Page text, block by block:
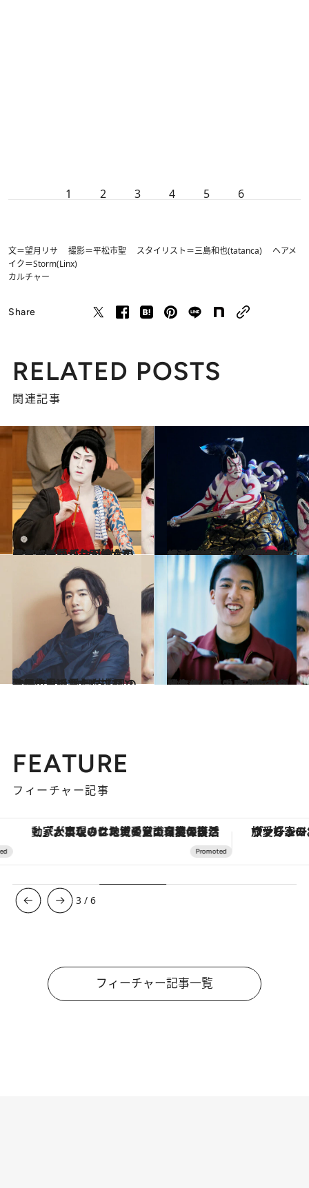
1 2 3 4 5 6
文＝望月リサ 撮影＝平松市聖 スタイリスト＝三島和也(tatanca) ヘアメ
イク＝Storm(Linx)
カルチャー
Share
RELATED POSTS
関連記事
2022.5.23
尾上右近が『弁天娘女男白浪』を語る “かけがえのないつながりが僕らの強み”
カルチャー 2022.8.21
【歌舞伎コラム】超歌舞伎、研の會… 人間の枠を超えて響きあう、歌舞伎と いう“フィジカル・パフォーマンス”
カルチャー
2019.11.14
歌舞伎界の新たなプリンス尾上右近 歌舞伎『風の谷のナウシカ』に挑む
カルチャー 2020.7.27
歌舞伎俳優・尾上右近が語るカレー愛 年間360食は食べるハマりっぷり♡
グルメ
FEATURE
フィーチャー記事
「大事なのは地域の意識を変えること」。ロレックス賞受賞の自然保護活動家が実現させたナイジェリアの自然環境の復活 ヴァシュロン・コンスタンタ
3 /6
フィーチャー記事一覧